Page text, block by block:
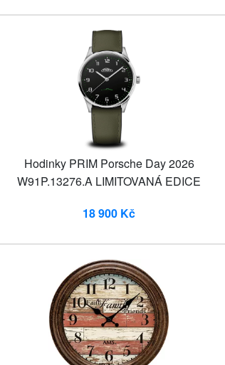
Hodinky PRIM Porsche Day 2026
W91P.13276.A LIMITOVANÁ EDICE
18 900 Kč